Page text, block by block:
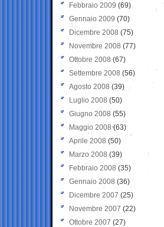
Febbraio 2009 (69)
Gennaio 2009 (70)
Dicembre 2008 (75)
Novembre 2008 (77)
Ottobre 2008 (67)
Settembre 2008 (56)
Agosto 2008 (39)
Luglio 2008 (50)
Giugno 2008 (55)
Maggio 2008(63)
Aprile 2008 (50)
Marzo 2008 (39)
Febbraio 2008 (35)
Gennaio 2008 (36)
Dicembre 2007 (25)
Novembre 2007 (22)
Ottobre 2007 (27)